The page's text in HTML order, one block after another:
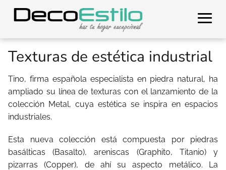
Texturas de estética industrial
Tino, firma española especialista en piedra natural, ha
ampliado su línea de texturas con el lanzamiento de la
colección Metal, cuya estética se inspira en espacios
industriales.
Esta nueva colección está compuesta por piedras
basálticas (Basalto), areniscas (Graphito, Titanio) y
pizarras (Copper), de ahí su aspecto metálico. La